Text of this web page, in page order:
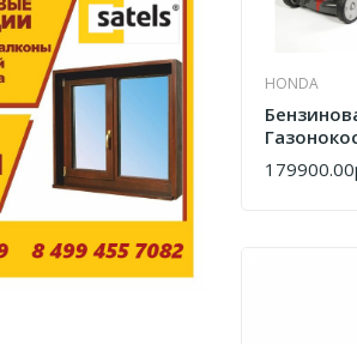
HONDA
HRX 537
КУПИТЬ